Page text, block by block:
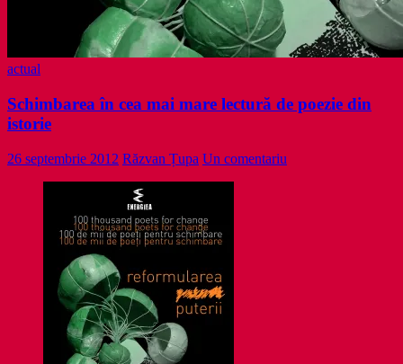
actual
Schimbarea în cea mai mare lectură de poezie din
istorie
26 septembrie 2012 Răzvan Țupa Un comentariu